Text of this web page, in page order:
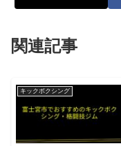
関連記事
キックボクシング